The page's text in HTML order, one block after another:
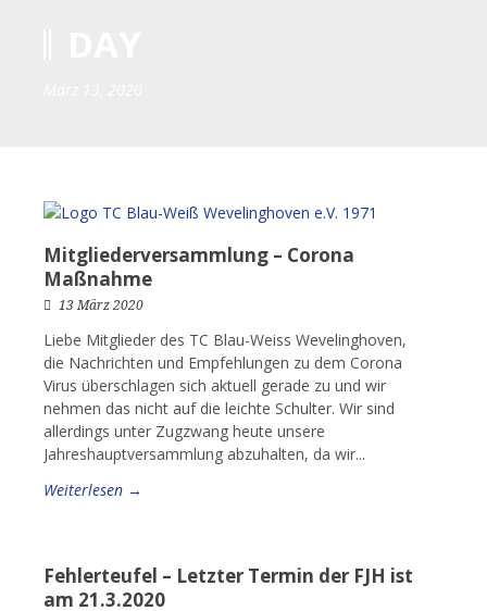
Mitgliederversammlung – Corona
Maßnahme
13 März 2020
Liebe Mitglieder des TC Blau-Weiss Wevelinghoven,
die Nachrichten und Empfehlungen zu dem Corona
Virus überschlagen sich aktuell gerade zu und wir
nehmen das nicht auf die leichte Schulter. Wir sind
allerdings unter Zugzwang heute unsere
Jahreshauptversammlung abzuhalten, da wir...
Weiterlesen →
Fehlerteufel – Letzter Termin der FJH ist
am 21.3.2020